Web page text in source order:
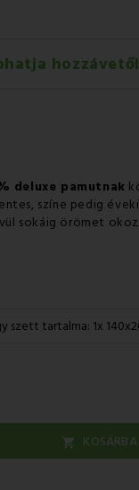
deluxe pamutnak
színe pedig
sokáig örömet okoz
 KOSÁRBA